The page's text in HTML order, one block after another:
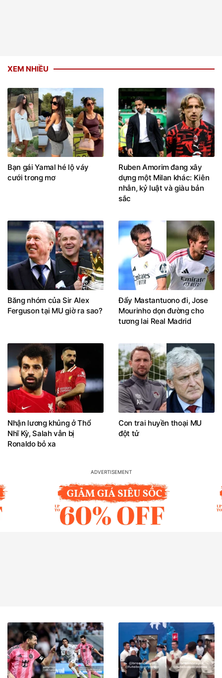
XEM NHIỀU
Bạn gái Yamal hé lộ váy
cưới trong mơ
Ruben Amorim đang xây
dựng một Milan khác: Kiên
nhẫn, kỷ luật và giàu bản
sắc
Băng nhóm của Sir Alex
Ferguson tại MU giờ ra sao?
Đẩy Mastantuono đi, Jose
Mourinho dọn đường cho
tương lai Real Madrid
Nhận lương khủng ở Thổ
Nhĩ Kỳ, Salah vẫn bị
Ronaldo bỏ xa
Con trai huyền thoại MU
đột tử